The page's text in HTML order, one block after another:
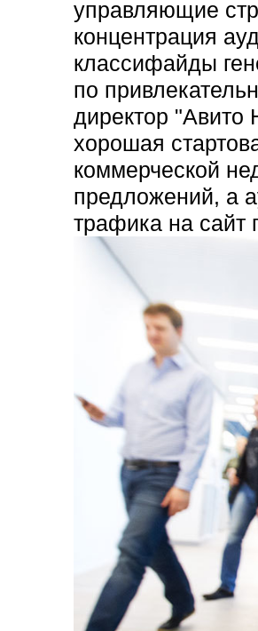
управляющие
концентрация
классифайды
по
директор "Авито
хорошая
коммерческой
предложений, а
трафика на сайт